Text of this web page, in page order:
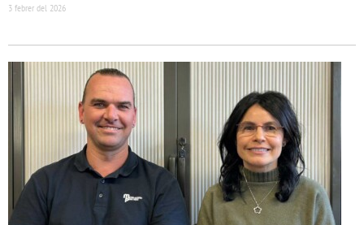
3 febrer del 2026